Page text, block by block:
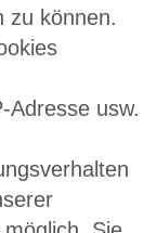
zu können.
Adresse usw.